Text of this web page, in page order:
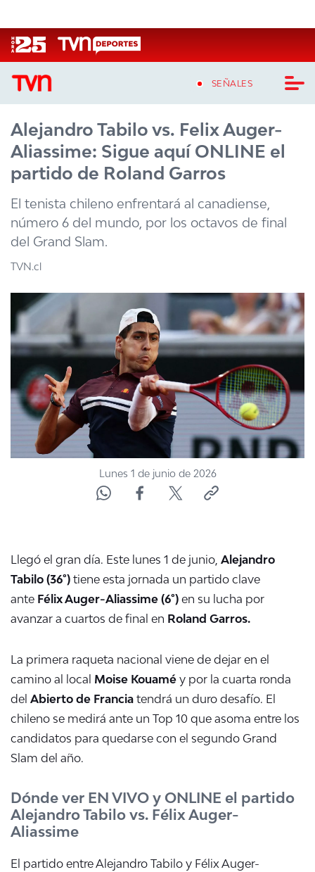
SEÑALES
CASTING MASTERCHEF CHILE
CASTING TVN VERTICAL
TVN VERTICAL
TVN PLAY
PROGRAMAS
TELESERIES
ACTUALIDAD Y TENDENCIAS
CORPORATIVO Y TRANSPARENCIA
CANAL DE DENUNCIAS
ÁREA DE PROYECTOS
Alejandro Tabilo vs. Felix Auger-
Aliassime: Sigue aquí ONLINE el
partido de Roland Garros
El tenista chileno enfrentará al canadiense,
número 6 del mundo, por los octavos de final
del Grand Slam.
TVN.cl
Lunes 1 de junio de 2026
Llegó el gran día. Este lunes 1 de junio, Alejandro
Tabilo (36°) tiene esta jornada un partido clave
ante Félix Auger-Aliassime (6°) en su lucha por
avanzar a cuartos de final en Roland Garros.
La primera raqueta nacional viene de dejar en el
camino al local Moise Kouamé y por la cuarta ronda
del Abierto de Francia tendrá un duro desafío. El
chileno se medirá ante un Top 10 que asoma entre los
candidatos para quedarse con el segundo Grand
Slam del año.
Dónde ver EN VIVO y ONLINE el partido
Alejandro Tabilo vs. Félix Auger-
Aliassime
El partido entre Alejandro Tabilo y Félix Auger-